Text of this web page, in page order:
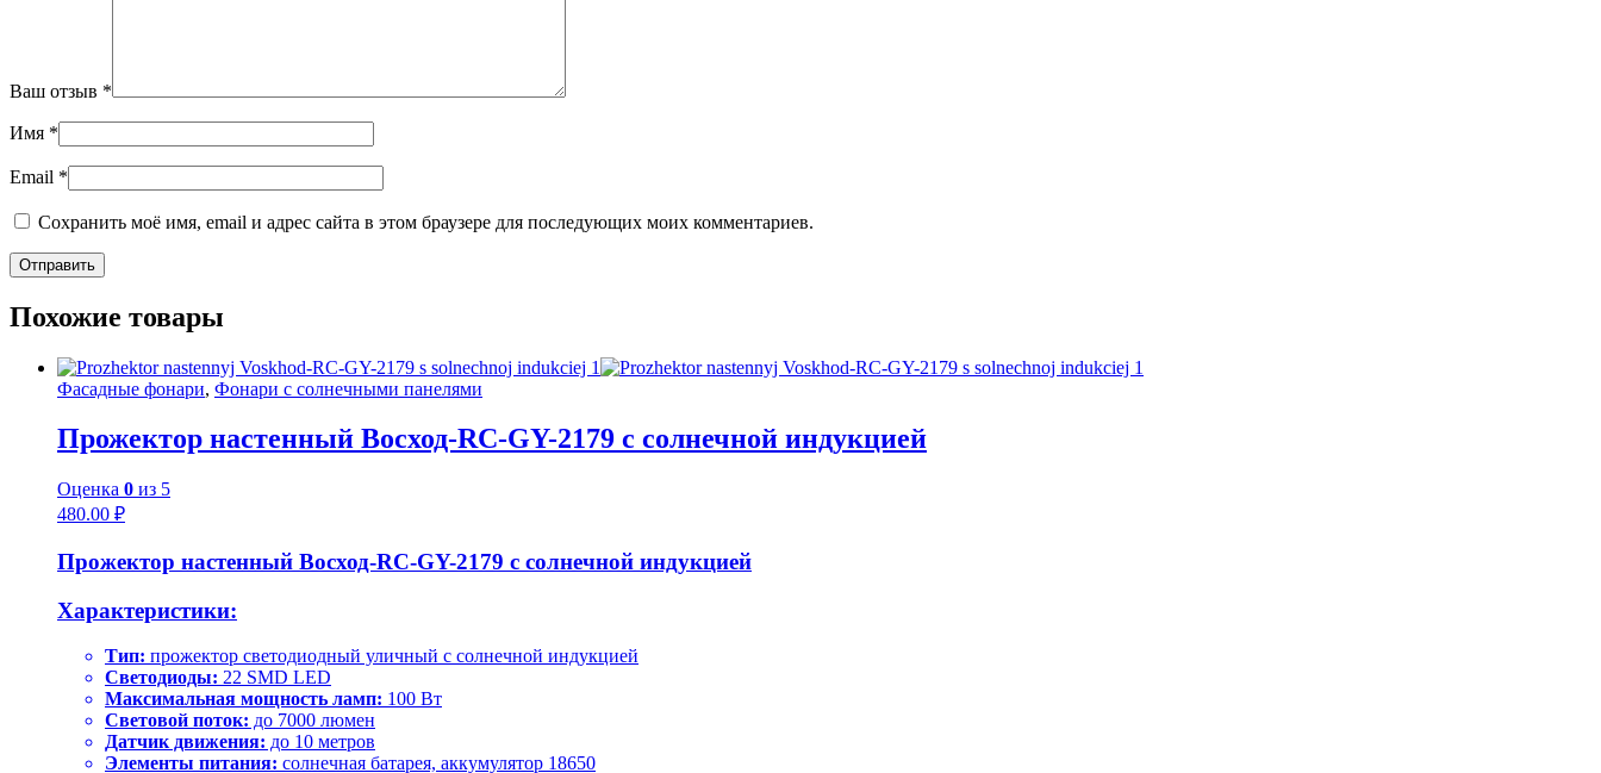
Ваш отзыв *
Имя *
Email *
Сохранить моё имя, email и адрес сайта в этом браузере для последующих моих комментариев.
Похожие товары
Фасадные фонари, Фонари с солнечными панелями
Прожектор настенный Восход-RC-GY-2179 с солнечной индукцией
Оценка 0 из 5
480.00 ₽
Прожектор настенный Восход-RC-GY-2179 с солнечной индукцией
Характеристики:
Тип: прожектор светодиодный уличный с солнечной индукцией
Светодиоды: 22 SMD LED
Максимальная мощность ламп: 100 Вт
Световой поток: до 7000 люмен
Датчик движения: до 10 метров
Элементы питания: солнечная батарея, аккумулятор 18650